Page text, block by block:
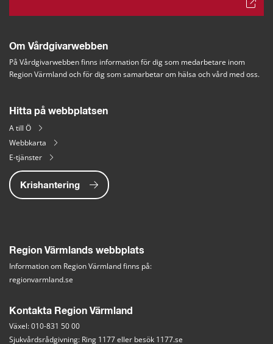
Om Vårdgivarwebben
På Vårdgivarwebben finns information för dig som medarbetare inom
Region Värmland och för dig som samarbetar om hälsa och vård med oss.
Hitta på webbplatsen
A till Ö
Webbkarta
E-tjänster
Krishantering
Region Värmlands webbplats
Information om Region Värmland finns på:
regionvarmland.se
Kontakta Region Värmland
Växel: 010-831 50 00
Sjukvårdsrådgivning: Ring 1177 eller besök 1177.se